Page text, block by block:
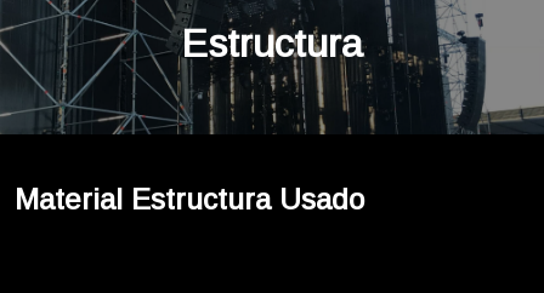
Estructura
Material Estructura Usado